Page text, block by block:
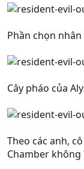
Phần chọn
Cây pháo của
Theo các anh,
Chamber không